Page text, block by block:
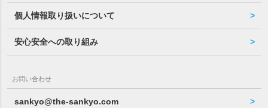
個人情報取り扱いについて
安心安全への取り組み
お問い合わせ
sankyo@the-sankyo.com